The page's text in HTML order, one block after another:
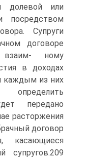
долевой или
посредством
Супруги
договоре
ному
в доходах
каждым из них
передано
расторжения
договор
касающиеся
супругов.209